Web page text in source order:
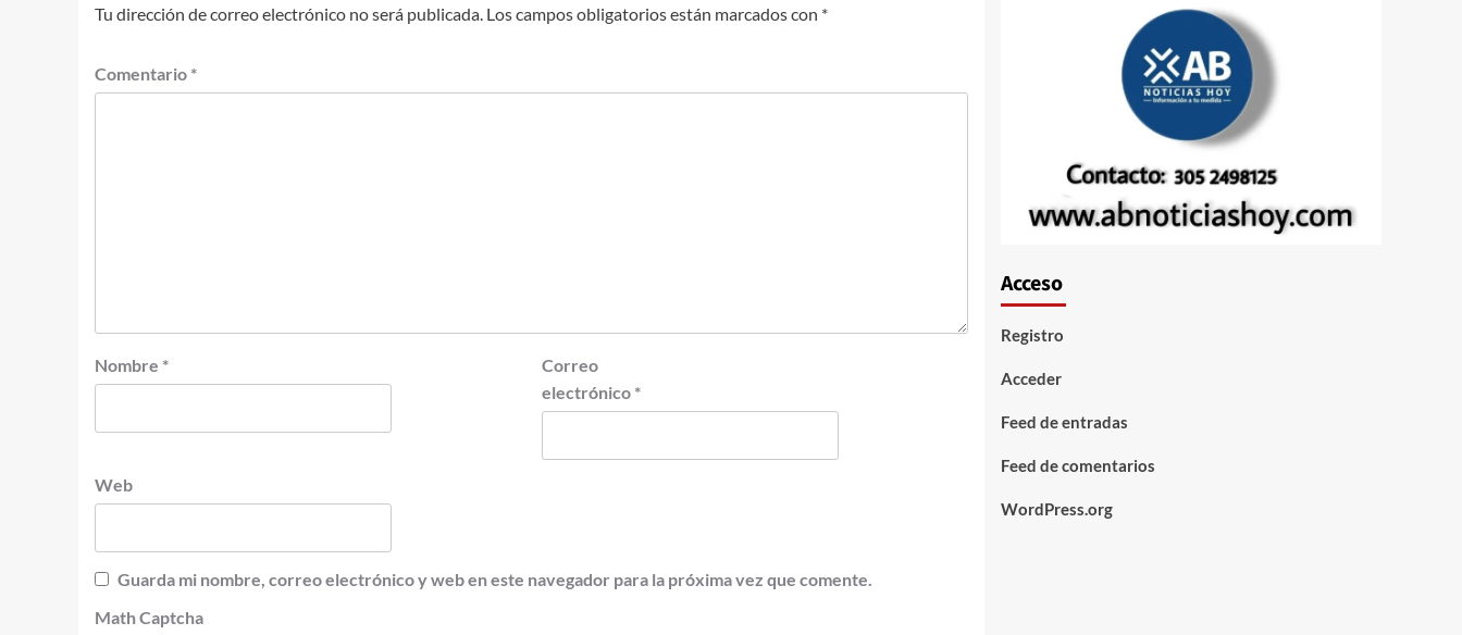
Tu dirección de correo electrónico no será publicada. Los campos obligatorios están marcados con *
Comentario *
Nombre *
Correo
electrónico *
Web
Guarda mi nombre, correo electrónico y web en este navegador para la próxima vez que comente.
Math Captcha
Acceso
Registro
Acceder
Feed de entradas
Feed de comentarios
WordPress.org